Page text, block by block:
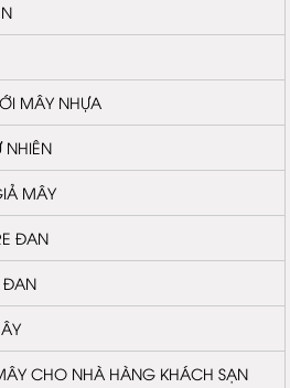
MÂY NHỰA
NHIÊN
MÂY
ĐAN
ĐAN
CHO NHÀ HÀNG KHÁCH SẠN